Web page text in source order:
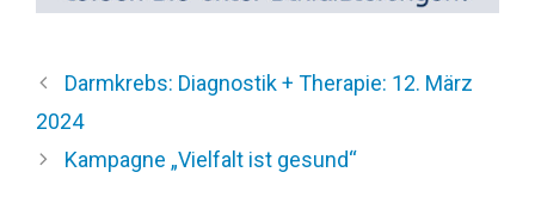
Darmkrebs: Diagnostik + Therapie: 12. März
2024
Kampagne „Vielfalt ist gesund“